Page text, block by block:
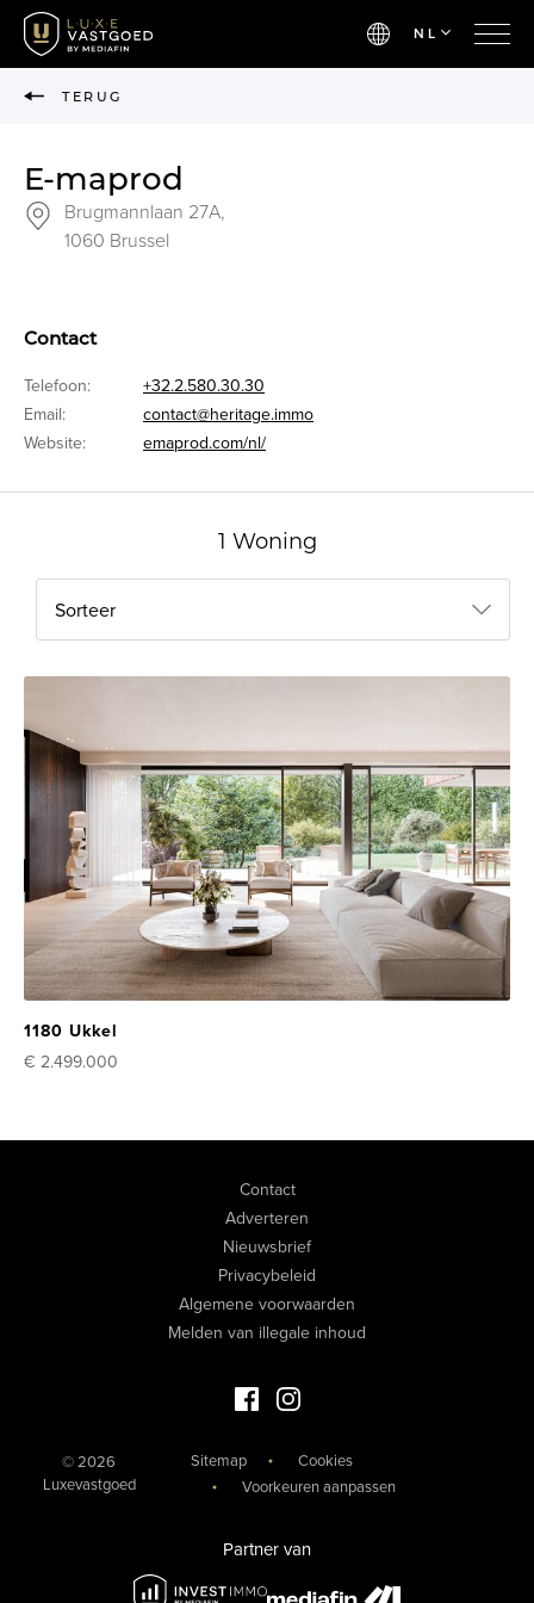
NL
TERUG
E-maprod
Brugmannlaan 27A,
1060 Brussel
Contact
Telefoon:
+32.2.580.30.30
Email:
contact@heritage.immo
Website:
emaprod.com/nl/
1 Woning
Sorteer
1180 Ukkel
€ 2.499.000
Contact
Adverteren
Nieuwsbrief
Privacybeleid
Algemene voorwaarden
Melden van illegale inhoud
Facebook Luxevastgoed
Instagram Luxevastgoed
© 2026
Luxevastgoed
Sitemap
Cookies
Voorkeuren aanpassen
Partner van